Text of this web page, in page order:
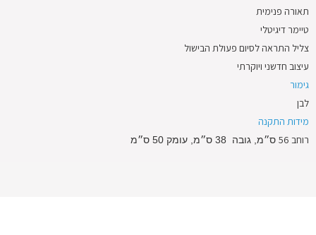
תאורה פנימית
טיימר דיגיטלי
צליל התראה לסיום פעולת הבישול
עיצוב חדשני ויוקרתי
גימור
לבן
מידות התקנה
רוחב 56
ס״מ, גובה 38 ס״מ, עומק 50 ס״מ